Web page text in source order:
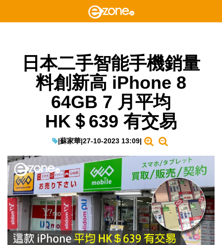
日本二手智能手機銷量
料創新高 iPhone 8
64GB 7 月平均
HK＄639 有交易
|蘇家華|27-10-2023 13:09|